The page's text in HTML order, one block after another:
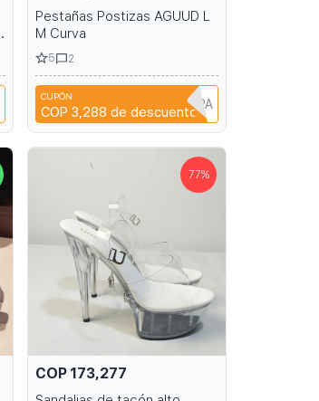
Pestañas Postizas AGUUD L
M Curva
5 2
CUPÓN
COP 3,288 de descuento
A6R1B6EH1PPA
77%
COP 173,277